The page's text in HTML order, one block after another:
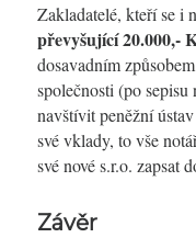
Zakladatelé, kteří se i
převyšující 20.000,-
dosavadním
společnosti (po sepisu
navštívit peněžní
své vklady, to vše
své nové s.r.o. zapsat
Závěr